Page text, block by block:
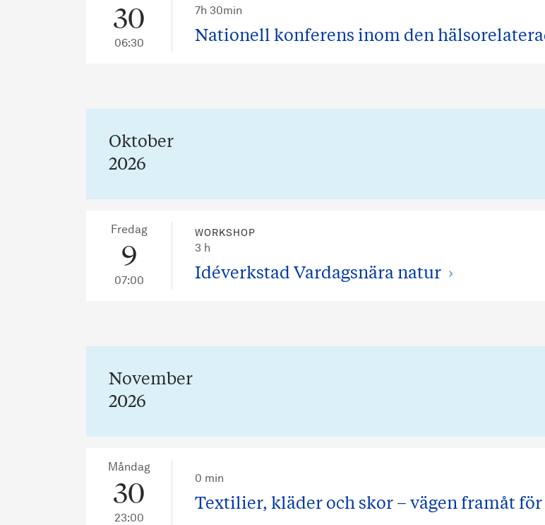
30
06:30
7h 30min
Nationell konferens inom den
Oktober
2026
Fredag
9
07:00
WORKSHOP
3 h
Idéverkstad Vardagsnära natur
November
2026
Måndag
30
23:00
0 min
Textilier, kläder och skor – vägen framåt